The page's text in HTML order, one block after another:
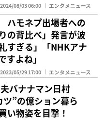
2024/08/03 06:00 エンタメニュース
モネプ出場者への
の背比べ」発言が波
すぎる」「NHKアナ
すよね」
2023/05/29 17:00 エンタメニュース
バナナマン日村
ツ”の億ション暮ら
物姿を目撃！